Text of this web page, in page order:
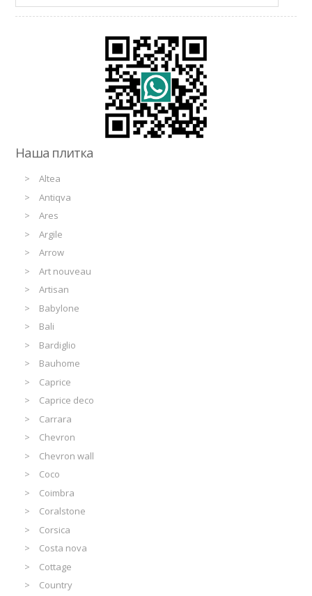
Наша плитка
Altea
Antiqva
Ares
Argile
Arrow
Art nouveau
Artisan
Babylone
Bali
Bardiglio
Bauhome
Caprice
Caprice deco
Carrara
Chevron
Chevron wall
Coco
Coimbra
Coralstone
Corsica
Costa nova
Cottage
Country